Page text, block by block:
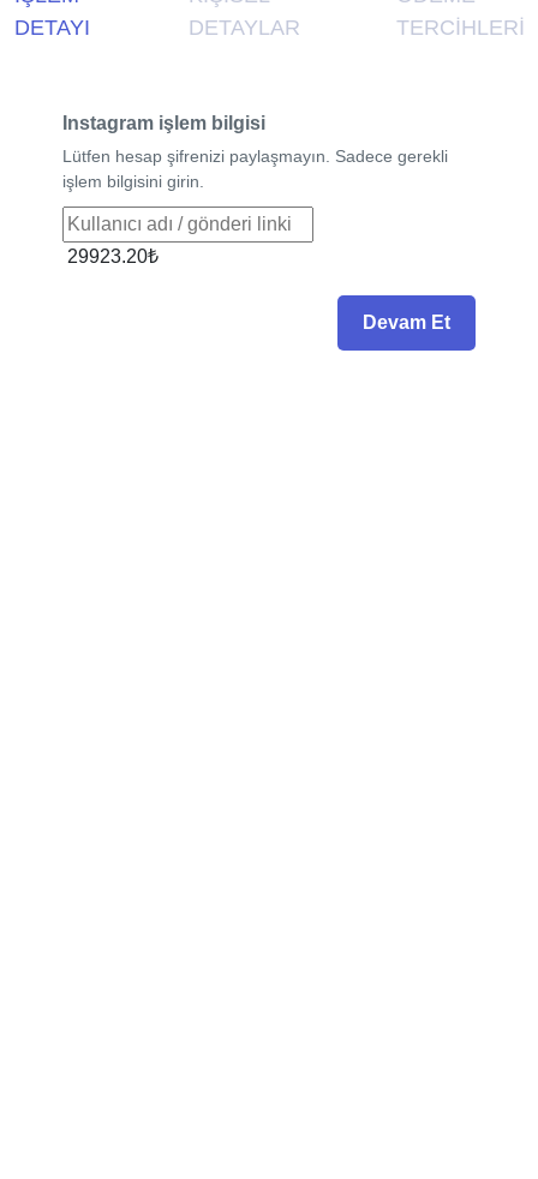
DETAYI
DETAYLAR
TERCİHLERİ
Instagram işlem bilgisi
Lütfen hesap şifrenizi paylaşmayın. Sadece gerekli
işlem bilgisini girin.
29923.20₺
Devam Et